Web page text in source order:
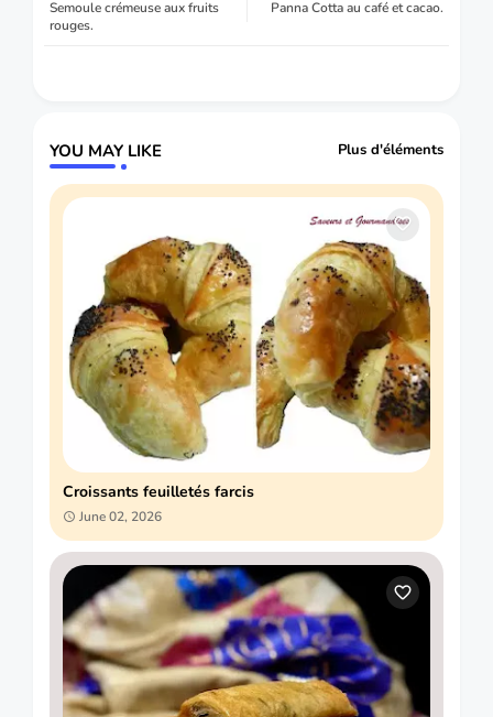
Panna Cotta au café et cacao.
Semoule crémeuse aux fruits
rouges.
YOU MAY LIKE Plus d'éléments
Croissants feuilletés farcis
June 02, 2026